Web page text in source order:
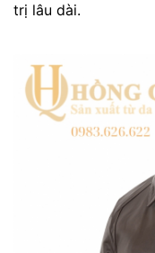
trị lâu dài.